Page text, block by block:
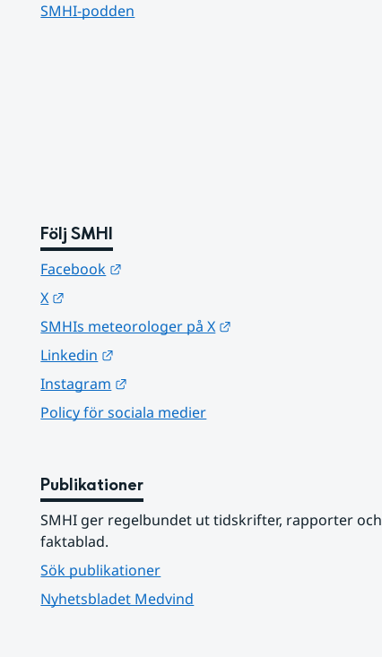
SMHI-podden
Följ SMHI
Facebook
X
SMHIs meteorologer på X
Linkedin
Instagram
Policy för sociala medier
Publikationer
SMHI ger regelbundet ut tidskrifter, rapporter och
faktablad.
Sök publikationer
Nyhetsbladet Medvind